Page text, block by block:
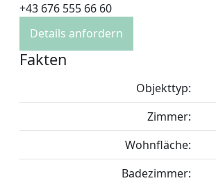
+43 676 555 66 60
Details anfordern
Fakten
Objekttyp:
Zimmer:
Wohnfläche:
Badezimmer: